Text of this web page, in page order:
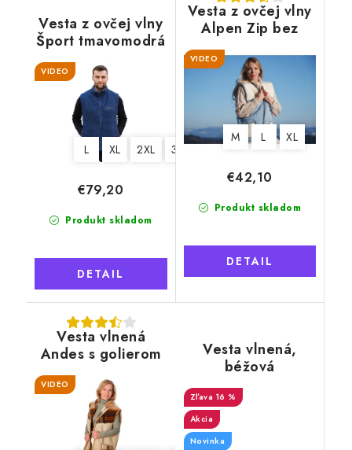
Vesta z ovčej vlny
Šport tmavomodrá
VIDEO
L XL 2XL 3XL
Produkt skladom
€79,20
DETAIL
Vesta z ovčej vlny
Alpen Zip bez
svetlomodrá
VIDEO
M L XL
Produkt skladom
€42,10
DETAIL
Vesta vlnená
Andes s golierom
VIDEO
Vesta vlnená,
béžová
16 %
Akcia
Novinka